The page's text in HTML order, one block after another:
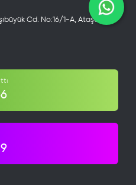
Cd. No:16/1-A, Ataşehir/